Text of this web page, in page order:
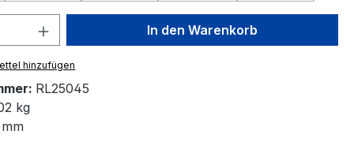
Anzahl: Gib den gewünschten Wert
In den Warenkorb
hinzufügen
RL25045
kg